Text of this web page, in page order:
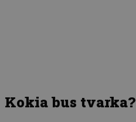
Kokia bus tvarka?